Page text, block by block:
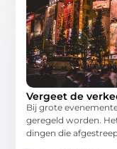
Vergeet de
Bij grote
geregeld worden.
dingen die